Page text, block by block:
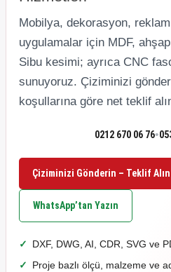
Mobilya, dekorasyon,
uygulamalar için MDF,
Sibu kesimi; ayrıca CNC
sunuyoruz. Çiziminizi
koşullarına göre net teklif
0212 670 06 76•
Çiziminizi Gönderin – Teklif Alın
WhatsApp’tan Yazın
DXF, DWG, AI, CDR, SVG ve
Proje bazlı ölçü, malzeme ve